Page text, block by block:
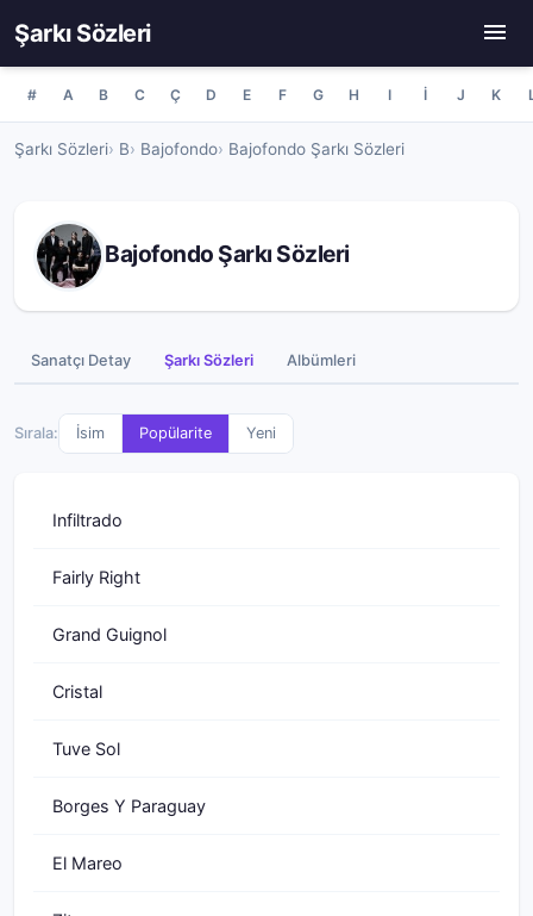
Şarkı Sözleri
# A B C Ç D E F G H I İ J K
Şarkı Sözleri B Bajofondo Bajofondo Şarkı Sözleri
Bajofondo Şarkı Sözleri
Sanatçı Detay Şarkı Sözleri Albümleri
Sırala: İsim Popülarite Yeni
Infiltrado
Fairly Right
Grand Guignol
Cristal
Tuve Sol
Borges Y Paraguay
El Mareo